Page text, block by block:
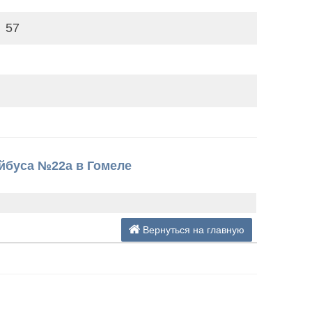
57
№22а в Гомеле
Вернуться на главную